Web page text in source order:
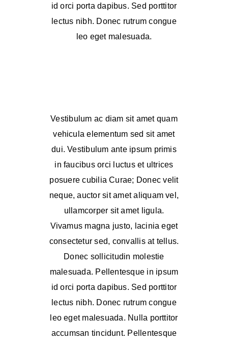
id orci porta dapibus. Sed porttitor
lectus nibh. Donec rutrum congue
leo eget malesuada.
Vestibulum ac diam sit amet quam
vehicula elementum sed sit amet
dui. Vestibulum ante ipsum primis
in faucibus orci luctus et ultrices
posuere cubilia Curae; Donec velit
neque, auctor sit amet aliquam vel,
ullamcorper sit amet ligula.
Vivamus magna justo, lacinia eget
consectetur sed, convallis at tellus.
Donec sollicitudin molestie
malesuada. Pellentesque in ipsum
id orci porta dapibus. Sed porttitor
lectus nibh. Donec rutrum congue
leo eget malesuada. Nulla porttitor
accumsan tincidunt. Pellentesque